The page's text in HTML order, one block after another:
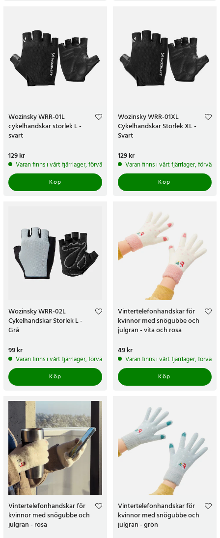
Wozinsky WRR-01L
cykelhandskar storlek L -
svart
Pris:129 kr
129 kr
Varan finns i vårt fjärrlager, förväntas skickas inom 5-7 arbetsdagar
Köp
Wozinsky WRR-01XL
Cykelhandskar Storlek XL -
Svart
Pris:129 kr
129 kr
Varan finns i vårt fjärrlager,
Köp
Wozinsky WRR-02L
Cykelhandskar Storlek L -
Grå
Pris:
99 kr
Varan finns i vårt fjärrlager, förväntas skickas inom 5-7 arbetsdagar
Köp
Vintertelefonhandskar för
kvinnor med snögubbe och
julgran - vita och rosa
Pris:49 kr
49 kr
Varan finns i vårt fjärrlager,
Köp
Vintertelefonhandskar för
kvinnor med snögubbe och
julgran - rosa
Vintertelefonhandskar för
kvinnor med snögubbe och
julgran - grön